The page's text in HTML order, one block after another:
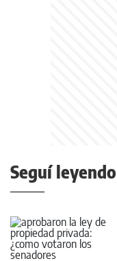
Seguí leyendo